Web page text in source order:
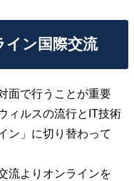
イン国際交流
面で行うことが重要
ィルスの流行とIT技術
ン」に切り替わって
流よりオンラインを